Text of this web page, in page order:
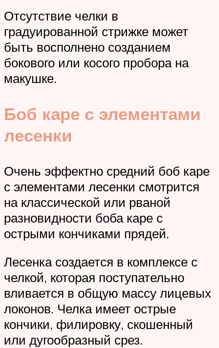
Отсутствие челки в
градуированной стрижке может
быть восполнено созданием
бокового или косого пробора на
макушке.
Боб каре с элементами
лесенки
Очень эффектно средний боб каре
с элементами лесенки смотрится
на классической или рваной
разновидности боба каре с
острыми кончиками прядей.
Лесенка создается в комплексе с
челкой, которая поступательно
вливается в общую массу лицевых
локонов. Челка имеет острые
кончики, филировку, скошенный
или дугообразный срез.